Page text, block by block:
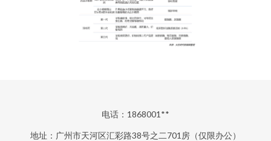
电话：1868001**
地址：广州市天河区汇彩路38号之二701房（仅限办公）